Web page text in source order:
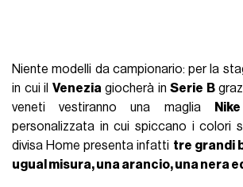
Niente modelli da campionario: per la
in cui il Venezia giocherà inSerie B
veneti vestiranno una maglia
Nike
personalizzata in cui spiccano i colori
divisa Home presenta infatti tre grandi
ugual misura, una arancio, una nera